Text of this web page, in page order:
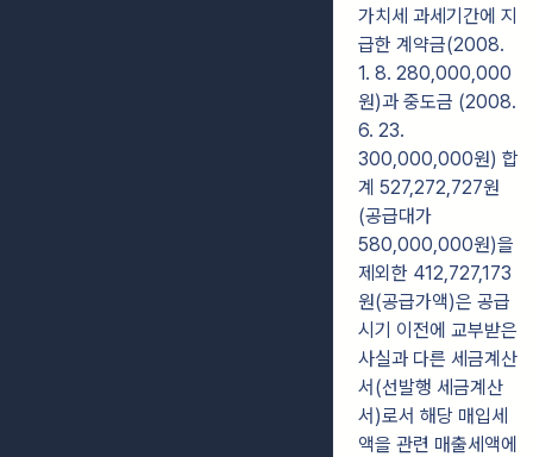
가치세 과세기간에 지
급한 계약금(2008.
1. 8. 280,000,000
원)과 중도금 (2008.
6. 23.
300,000,000원) 합
계 527,272,727원
(공급대가
580,000,000원)을
제외한 412,727,173
원(공급가액)은 공급
시기 이전에 교부받은
사실과 다른 세금계산
서(선발행 세금계산
서)로서 해당 매입세
액을 관련 매출세액에